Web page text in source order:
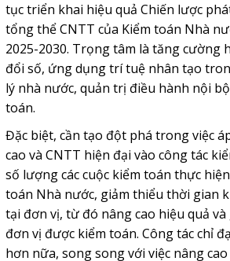
tục triển khai hiệu quả Chiến lược
tổng thể CNTT của Kiểm toán Nhà
2025-2030. Trọng tâm là tăng cường
đổi số, ứng dụng trí tuệ nhân tạo
lý nhà nước, quản trị điều hành nội
toán.
Đặc biệt, cần tạo đột phá trong việc
cao và CNTT hiện đại vào công tác
số lượng các cuộc kiểm toán thực
toán Nhà nước, giảm thiểu thời gian
tại đơn vị, từ đó nâng cao hiệu quả
đơn vị được kiểm toán. Công tác chỉ
hơn nữa, song song với việc nâng